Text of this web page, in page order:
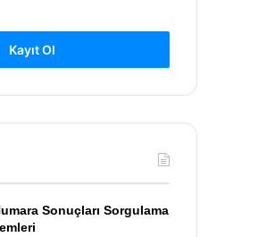
Kayıt Ol
Sonuçları Sorgulama